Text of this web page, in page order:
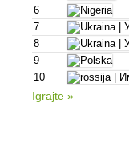
6
7
8
9
10
Igrajte »